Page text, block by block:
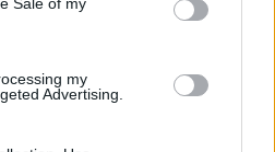
my
Advertising.